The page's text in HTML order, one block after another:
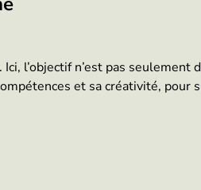
l’objectif n’est pas
et sa créativité,